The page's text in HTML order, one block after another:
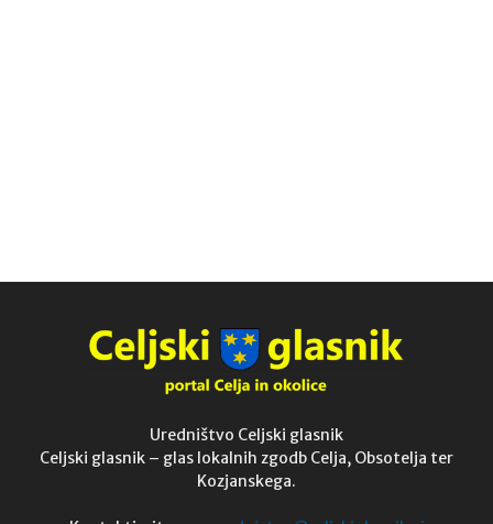
Uredništvo Celjski glasnik
Celjski glasnik – glas lokalnih zgodb Celja, Obsotelja ter
Kozjanskega.